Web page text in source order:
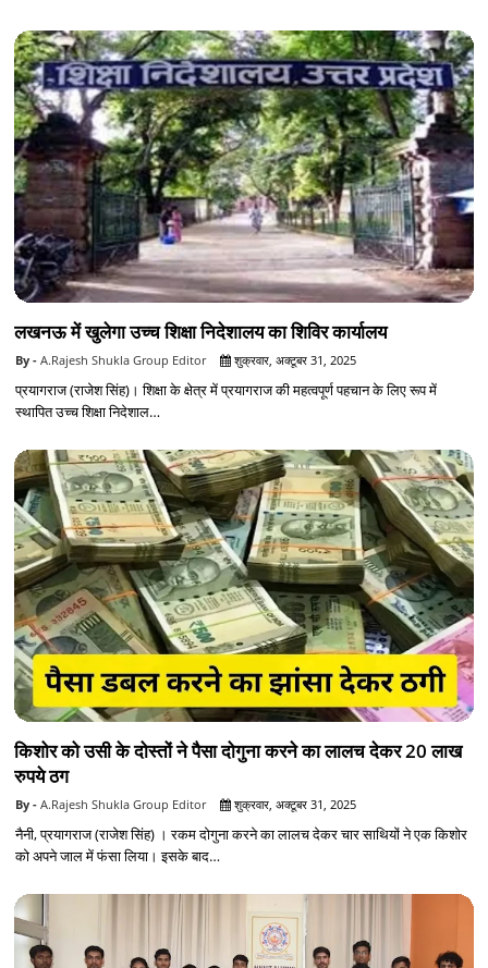
लखनऊ में खुलेगा उच्च शिक्षा निदेशालय का शिविर कार्यालय
A.Rajesh Shukla Group Editor शुक्रवार, अक्टूबर 31, 2025
प्रयागराज (राजेश सिंह)। शिक्षा के क्षेत्र में प्रयागराज की महत्वपूर्ण पहचान के लिए रूप में
स्थापित उच्च शिक्षा निदेशाल…
किशोर को उसी के दोस्तों ने पैसा दोगुना करने का लालच देकर 20 लाख
रुपये ठग
A.Rajesh Shukla Group Editor शुक्रवार, अक्टूबर 31, 2025
नैनी, प्रयागराज (राजेश सिंह) । रकम दोगुना करने का लालच देकर चार साथियों ने एक किशोर
को अपने जाल में फंसा लिया। इसके बाद…